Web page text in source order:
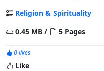
Religion & Spirituality
0.45 MB /
5 Pages
0 likes
Like